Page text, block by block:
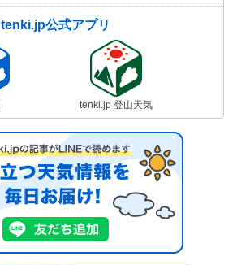
tenki.jp公式アプリ
tenki.jp 登山天気